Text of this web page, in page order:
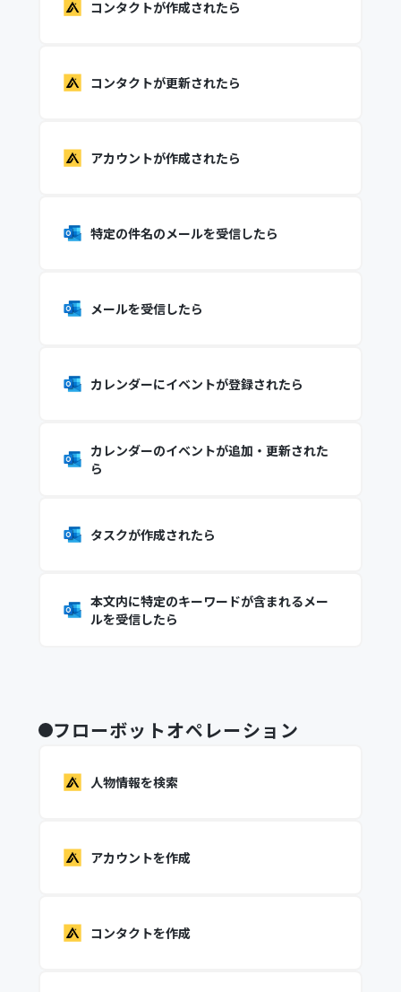
コンタクトが作成されたら
コンタクトが更新されたら
アカウントが作成されたら
特定の件名のメールを受信したら
メールを受信したら
カレンダーにイベントが登録されたら
カレンダーのイベントが追加・更新された
ら
タスクが作成されたら
本文内に特定のキーワードが含まれるメー
ルを受信したら
フローボットオペレーション
人物情報を検索
アカウントを作成
コンタクトを作成